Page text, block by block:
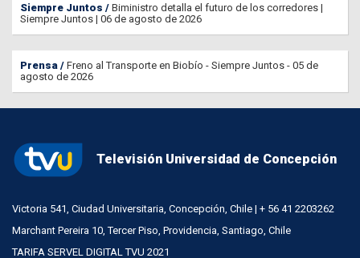
Siempre Juntos
Biministro detalla el futuro de los corredores |
Siempre Juntos | 06 de agosto de 2026
Prensa
Freno al Transporte en Biobío - Siempre Juntos - 05 de
agosto de 2026
Televisión Universidad de Concepción
Victoria 541, Ciudad Universitaria, Concepción, Chile | + 56 41 2203262
Marchant Pereira 10, Tercer Piso, Providencia, Santiago, Chile
TARIFA SERVEL DIGITAL TVU 2021